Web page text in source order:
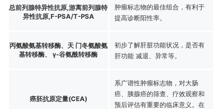
总前列腺特异性抗原,游离前列腺特
异性抗原,F-PSA/T-PSA
肿瘤标志物的最佳组合，有利于
提高诊断阳性率。
丙氨酸氨基转移酶、天 门冬氨酸氨
基转移酶、 γ-谷氨酰转移酶
初步了解肝脏功能状况，是否有
肝功能 减退、异常等。
癌胚抗原定量(CEA)
系广谱性肿瘤标志物，对大肠
癌、胰腺癌的筛查、疗效观察和
预后评估有重要的临床意义。在